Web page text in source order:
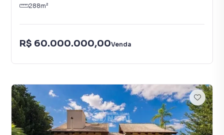
288m²
R$ 60.000.000,00Venda